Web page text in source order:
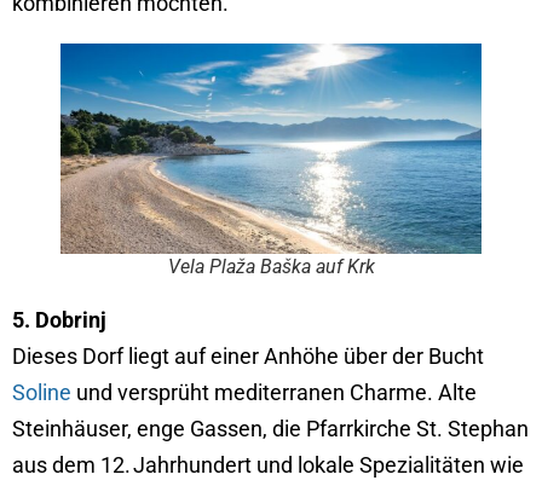
Vela Plaža Baška auf Krk
5. Dobrinj
Dieses Dorf liegt auf einer Anhöhe über der Bucht
Soline und versprüht mediterranen Charme. Alte
Steinhäuser, enge Gassen, die Pfarrkirche St. Stephan
aus dem 12. Jahrhundert und lokale Spezialitäten wie